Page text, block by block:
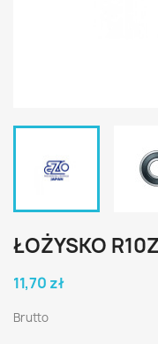
ŁOŻYSKO
11,70 zł
Brutto